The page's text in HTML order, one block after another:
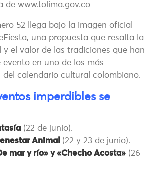
de www.tolima.gov.co
52 llega bajo la imagen oficial
una propuesta que resalta la
y el valor de las tradiciones que han
en uno de los más
del calendario cultural colombiano.
imperdibles se
(22 de junio).
Animal (22 y 23 de junio).
mar y río» y «Checho Acosta» (26